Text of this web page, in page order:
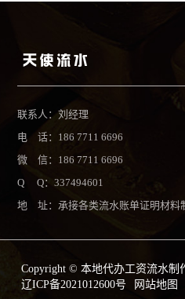
联系人：刘经理
电 话：186 7711 6696
微 信：186 7711 6696
Q Q：337494601
地 址：承接各类流水账单证明材料
Copyright © 本地代办工资流水制
辽ICP备2021012600号
网站地图